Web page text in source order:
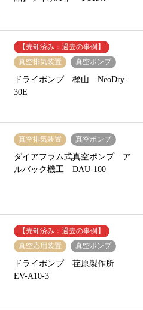
【売却済み：過去の事例】
真空排気装置
真空ポンプ
ドライポンプ 樫山 NeoDry-
30E
真空排気装置 真空ポンプ
ダイアフラム式真空ポンプ ア
ルバック機工 DAU-100
【売却済み：過去の事例】
真空応用装置
真空ポンプ
ドライポンプ 荏原製作所
EV-A10-3